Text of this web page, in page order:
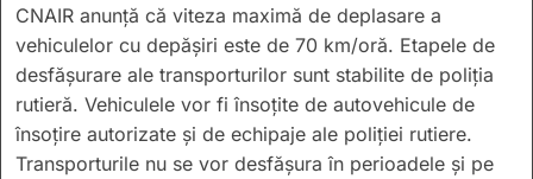
CNAIR anunță că viteza maximă de deplasare a
vehiculelor cu depășiri este de 70 km/oră. Etapele de
desfășurare ale transporturilor sunt stabilite de poliția
rutieră. Vehiculele vor fi însoțite de autovehicule de
însoțire autorizate și de echipaje ale poliției rutiere.
Transporturile nu se vor desfășura în perioadele și pe